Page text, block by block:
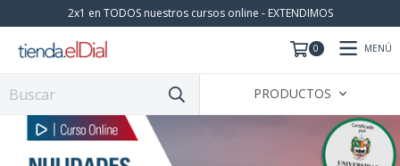
2x1 en TODOS nuestros cursos online - EXTENDIMOS
0 MENÚ
PRODUCTOS